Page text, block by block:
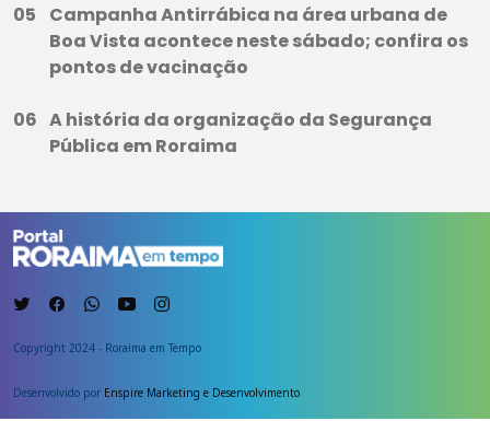
Campanha Antirrábica na área urbana de
Boa Vista acontece neste sábado; confira os
pontos de vacinação
A história da organização da Segurança
Pública em Roraima
Copyright 2024 - Roraima em Tempo
Desenvolvido por Enspire Marketing e Desenvolvimento